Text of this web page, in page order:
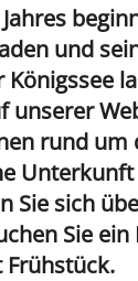
und
unserer
rund um
Sie sich
Sie
Frühstück.